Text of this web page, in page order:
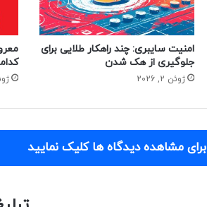
امنیت سایبری: چند راهکار طلایی برای
جلوگیری از هک شدن
ژوئن 2, 2026 ژوئن
برای مشاهده دیدگاه ها کلیک نمایید